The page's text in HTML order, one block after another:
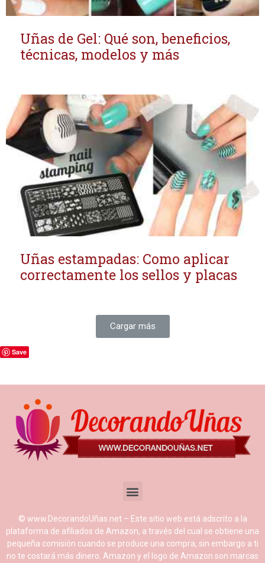
Uñas de Gel: Qué son, beneficios,
técnicas, modelos y más
Uñas estampadas: Como aplicar
correctamente los sellos y placas
Cargar más
Save
© www.DecorandoUñas.net – Este sitio web está adscrito a la
plataforma de afiliados de Amazon, a través del cual se obtiene una
pequeña comisión cuando se produce una compra, sin embargo a ti
no te costará más dinero. Amazon y el logo de Amazon son marcas